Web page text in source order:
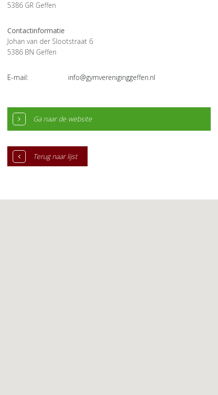
5386 GR Geffen
Contactinformatie
Johan van der Slootstraat 6
5386 BN Geffen
E-mail: info@gymvereniginggeffen.nl
Ga naar de website
Terug naar lijst